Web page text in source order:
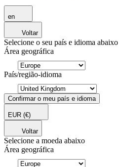
en
Voltar
Selecione o seu país e idioma abaixo
Área geográfica
País/região-idioma
Confirmar o meu país e idioma
EUR (€)
Voltar
Selecione a moeda abaixo
Área geográfica